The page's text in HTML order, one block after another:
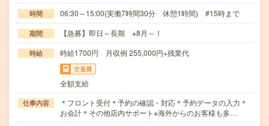
時間 06:30～15:00(実働7時間30分 休憩1時間) #15時まで
期間 【急募】即日～長期 ※8月～！
時給 時給1700円 月収例 255,000円+残業代
交通費
全額支給
仕事内容
＊フロント受付＊予約の確認・対応＊予約データの入力＊
お会計＊その他店内サポート※海外からのお客様も多…